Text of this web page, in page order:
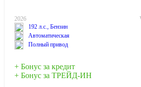
2026
192 л.с., Бензин
Автоматическая
Полный привод
+ Бонус за кредит
+ Бонус за ТРЕЙД-ИН